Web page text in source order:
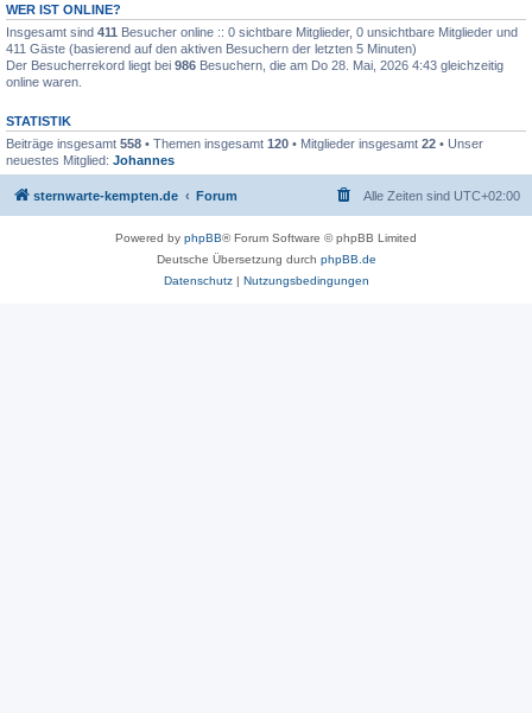
WER IST ONLINE?
Insgesamt sind 411 Besucher online :: 0 sichtbare Mitglieder, 0 unsichtbare Mitglieder und
411 Gäste (basierend auf den aktiven Besuchern der letzten 5 Minuten)
Der Besucherrekord liegt bei 986 Besuchern, die am Do 28. Mai, 2026 4:43 gleichzeitig
online waren.
STATISTIK
Beiträge insgesamt 558 • Themen insgesamt 120 • Mitglieder insgesamt 22 • Unser
neuestes Mitglied: Johannes
sternwarte-kempten.de Forum Alle Zeiten sind UTC+02:00
Powered by phpBB® Forum Software © phpBB Limited
Deutsche Übersetzung durch phpBB.de
Datenschutz| Nutzungsbedingungen